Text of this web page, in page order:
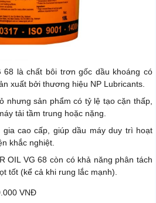
68 là chất bôi trơn gốc dầu khoáng có
xuất bởi thương hiệu NP Lubricants.
nhưng sản phẩm có tỷ lệ tạo cặn thấp,
tải tầm trung hoặc nặng.
cao cấp, giúp dầu máy duy trì hoạt
khắc nghiệt.
OIL VG 68 còn có khả năng phân tách
tốt (kể cả khi rung lắc mạnh).
VNĐ